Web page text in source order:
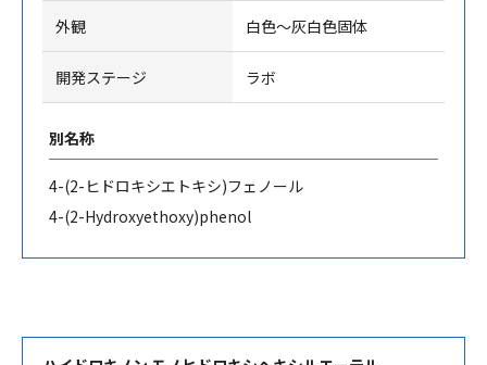
外観 白色～灰白色固体
開発ステージ ラボ
別名称
4-(2- ヒドロキシエトキシ)フェノール
4-(2-Hydroxyethoxy)phenol